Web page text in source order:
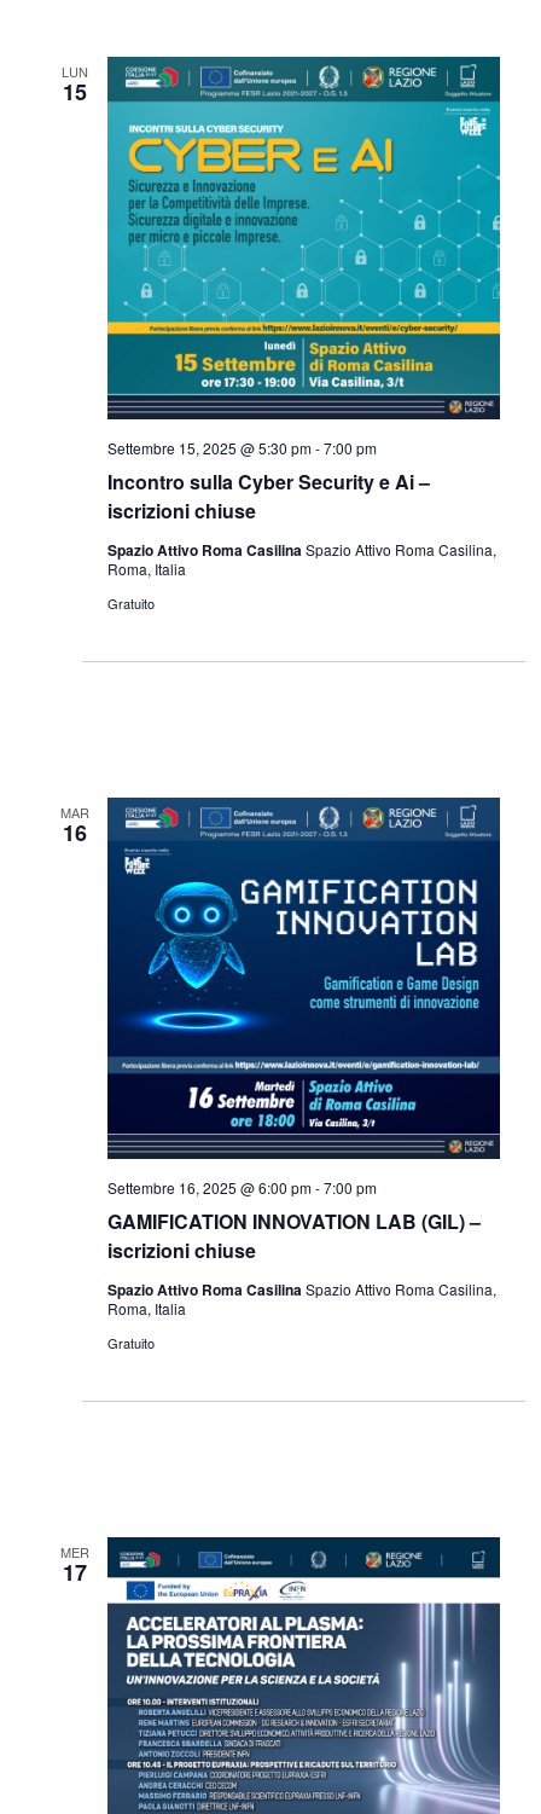
LUN
15
Incontro sulla Cyber Security e Ai –
iscrizioni chiuse
Settembre 15, 2025 @ 5:30 pm-7:00 pm
Spazio Attivo Roma Casilina Spazio Attivo Roma Casilina,
Roma, Italia
Gratuito
MAR
16
GAMIFICATION INNOVATION LAB (GIL) –
iscrizioni chiuse
Settembre 16, 2025 @ 6:00 pm-7:00 pm
Spazio Attivo Roma CasilinaSpazio Attivo Roma Casilina,
Roma, Italia
Gratuito
MER
17